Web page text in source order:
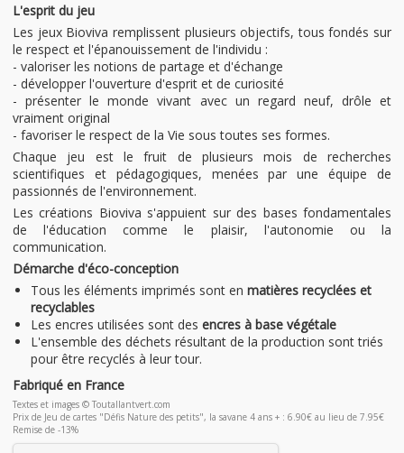
L'esprit du jeu
Les jeux Bioviva remplissent plusieurs objectifs, tous fondés sur
le respect et l'épanouissement de l'individu :
- valoriser les notions de partage et d'échange
- développer l'ouverture d'esprit et de curiosité
- présenter le monde vivant avec un regard neuf, drôle et
vraiment original
- favoriser le respect de la Vie sous toutes ses formes.
Chaque jeu est le fruit de plusieurs mois de recherches
scientifiques et pédagogiques, menées par une équipe de
passionnés de l'environnement.
Les créations Bioviva s'appuient sur des bases fondamentales
de l'éducation comme le plaisir, l'autonomie ou la
communication.
Démarche d'éco-conception
Tous les éléments imprimés sont en matières recyclées et
recyclables
Les encres utilisées sont des encres à base végétale
L'ensemble des déchets résultant de la production sont triés
pour être recyclés à leur tour.
Fabriqué en France
Textes et images © Toutallantvert.com
Prix de Jeu de cartes "Défis Nature des petits", la savane 4 ans + : 6.90€ au lieu de 7.95€
Remise de -13%